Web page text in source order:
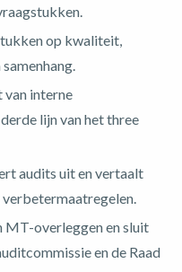
op kwaliteit,
interne
lijn van het three
audits uit en vertaalt
MT-overleggen en sluit
en de Raad